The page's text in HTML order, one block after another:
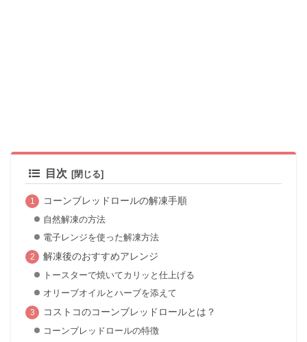
目次
コーンブレッドロールの解凍手順
自然解凍の方法
電子レンジを使った解凍方法
解凍後のおすすめアレンジ
トースターで焼いてカリッと仕上げる
オリーブオイルとハーブを添えて
コストコのコーンブレッドロールとは？
コーンブレッドロールの特徴